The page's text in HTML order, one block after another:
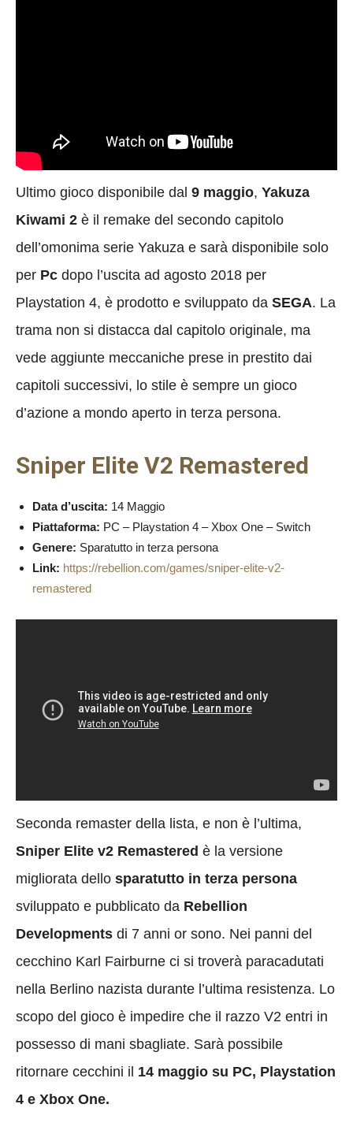
Ultimo gioco disponibile dal 9 maggio, Yakuza
Kiwami 2 è il remake del secondo capitolo
dell’omonima serie Yakuza e sarà disponibile solo
per Pc dopo l’uscita ad agosto 2018 per
Playstation 4, è prodotto e sviluppato da SEGA. La
trama non si distacca dal capitolo originale, ma
vede aggiunte meccaniche prese in prestito dai
capitoli successivi, lo stile è sempre un gioco
d’azione a mondo aperto in terza persona.
Sniper Elite V2 Remastered
Data d’uscita: 14 Maggio
Piattaforma: PC – Playstation 4 – Xbox One – Switch
Genere: Sparatutto in terza persona
Link: https://rebellion.com/games/sniper-elite-v2-
remastered
Seconda remaster della lista, e non è l’ultima,
Sniper Elite v2 Remastered è la versione
migliorata dello sparatutto in terza persona
sviluppato e pubblicato da Rebellion
Developments di 7 anni or sono. Nei panni del
cecchino Karl Fairburne ci si troverà paracadutati
nella Berlino nazista durante l’ultima resistenza. Lo
scopo del gioco è impedire che il razzo V2 entri in
possesso di mani sbagliate. Sarà possibile
ritornare cecchini il 14 maggio su PC, Playstation
4 e Xbox One.